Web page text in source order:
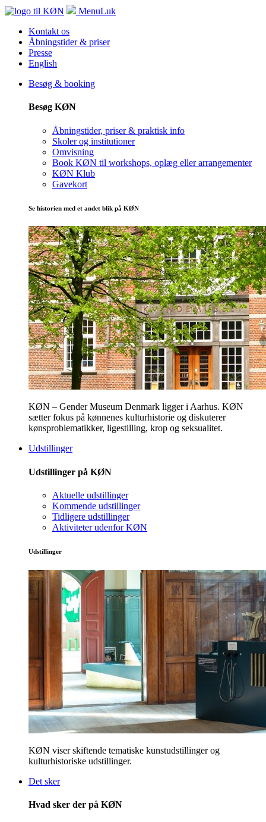
MenuLuk
Kontakt os
Åbningstider & priser
Presse
English
Besøg & booking
Besøg KØN
Åbningstider, priser & praktisk info
Skoler og institutioner
Omvisning
Book KØN til workshops, oplæg eller arrangementer
KØN Klub
Gavekort
Se historien med et andet blik på KØN
KØN – Gender Museum Denmark ligger i Aarhus. KØN
sætter fokus på kønnenes kulturhistorie og diskuterer
kønsproblematikker, ligestilling, krop og seksualitet.
Udstillinger
Udstillinger på KØN
Aktuelle udstillinger
Kommende udstillinger
Tidligere udstillinger
Aktiviteter udenfor KØN
Udstillinger
KØN viser skiftende tematiske kunstudstillinger og
kulturhistoriske udstillinger.
Det sker
Hvad sker der på KØN